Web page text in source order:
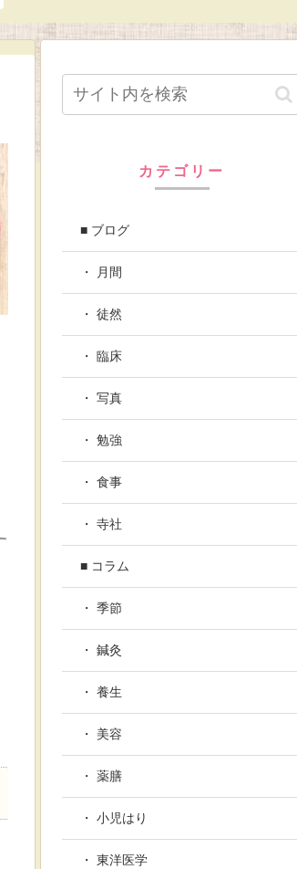
カテゴリー
■ ブログ
・ 月間
・ 徒然
・ 臨床
・ 写真
・ 勉強
・ 食事
・ 寺社
■ コラム
・ 季節
・ 鍼灸
・ 養生
・ 美容
・ 薬膳
・ 小児はり
・ 東洋医学